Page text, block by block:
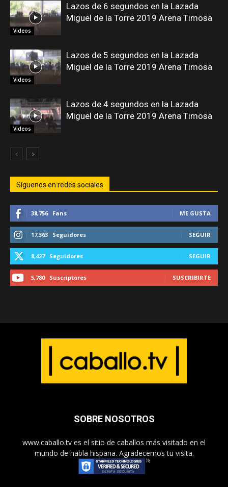
Videos
Lazos de 6 segundos en la Lazada
Miguel de la Torre 2019 Arena Timosa
Videos
Lazos de 5 segundos en la Lazada
Miguel de la Torre 2019 Arena Timosa
Videos
Lazos de 4 segundos en la Lazada
Miguel de la Torre 2019 Arena Timosa
Síguenos en redes sociales
38,756 Fans ME GUSTA
17,363 Seguidores SEGUIR
8,427 Seguidores SEGUIR
5,780 Suscriptores SUSCRIBIRTE
SOBRE NOSOTROS
www.caballo.tv es el sitio de caballos más visitado en el
mundo de habla hispana. Agradecemos tu visita.